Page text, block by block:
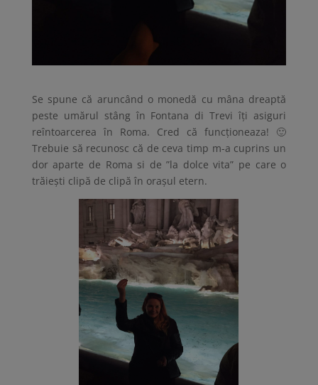
Se spune că aruncând o monedă cu mâna dreaptă
peste umărul stâng în Fontana di Trevi îți asiguri
reîntoarcerea în Roma. Cred că funcționeaza! 🙂
Trebuie să recunosc că de ceva timp m-a cuprins un
dor aparte de Roma si de ”la dolce vita” pe care o
trăiești clipă de clipă în orașul etern.